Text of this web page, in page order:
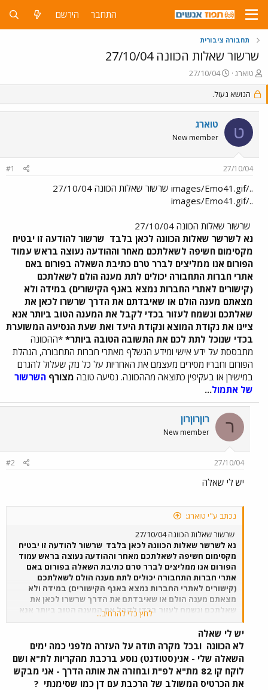
התחבר הירשם
תחבורה ציבורית
שרשור שאלות הכוונה 27/10/04
פ
ו
ת
ח
נ
ו
א
טוארג
פ
ו
ר
ס
ב
ת
ר
27/10/04
הנושא נעול.
ט טוארג
New member
27/10/04
#1
../images/Emo41.gif שרשור שאלות הכוונה 27/10/04
../images/Emo41.gif
שרשור שאלות הכוונה 27/10/04
נא לשרשר שאלות הכוונה לכאן בלבד שרשור להודעה זו יבטיח
מקסימום חשיפה לשאלתכם מאחר וההודעה נעוצה בראש עמוד
הפורום אנו ממליצים לברר טרם כתיבת השאלה בפורום באם
אתרי חברות התחבורה יכולים לתת מענה הולם לשאלתכם
(קישורים לאתרי החברות נמצא באגף הקישורים) במידה ולא
מצאתם מענה הולם או שאיבדתם את הדרך שרשרו לכאן את
שאלתכם ונשמח לעזור בכדי לקבל את המענה הטוב ביותר אנא
ציינו את נקודת המוצא ונקודת היעד ואת שעת הנסיעה המשוערת
בכדי שנוכל לתת לכם את התשובה הטובה ביותר* *ההכוונה
מתבססת על ידע אישי ומידע הנשלף מאתרי חברות התחבורה, הנהלת
הפורום וחבריו מסירים מעצמם את האחריות על כל נזק שעלול להגרם
במישירן או בעקיפין כתוצאה מההכוונה. נסיעה טובה מצורף השרשור
של אתמול...
ר רוןרוןרון
New member
27/10/04
#2
יש לי שאלה
נכתב ע"י טוארג:
שרשור שאלות הכוונה 27/10/04
נא לשרשר שאלות הכוונה לכאן בלבד שרשור להודעה זו יבטיח
מקסימום חשיפה לשאלתכם מאחר וההודעה נעוצה בראש עמוד
הפורום אנו ממליצים לברר טרם כתיבת השאלה בפורום באם
אתרי חברות התחבורה יכולים לתת מענה הולם לשאלתכם
(קישורים לאתרי החברות נמצא באגף הקישורים) במידה ולא
מצאתם מענה הולם או שאיבדתם את הדרך שרשרו לכאן את
שאלתכם ונשמח לעזור בכדי לקבל את המענה הטוב ביותר אנא
ציינו את נקודת המוצא ונקודת היעד ואת שעת הנסיעה המשוערת
בכדי שנוכל לתת לכם את התשובה הטובה ביותר*
מתבססת על ידע אישי ומידע הנשלף מאתרי חברות התחבורה, הנהלת
הפורום וחבריו מסירים מעצמם את האחריות על כל נזק שעלול להגרם
במישירן או בעקיפין כתוצאה מההכוונה. נסיעה טובהמצורף השרשור
של אתמול ...
לחץ כדי להרחיב...
יש לי שאלה
לא הכוונה ובכל מקרה תודה על העזרה מלפני כמה ימים
השאלה שלי - אני(סטודנט) נוסע ברכבת מהקריות לת"א ושם
לוקח קו 82 מת"א לפ"ת ובחזרה את אותה הדרך - אני מבקש
את הכרטיס המשולב של הרכבת עם דן כמו שסימנתי ?